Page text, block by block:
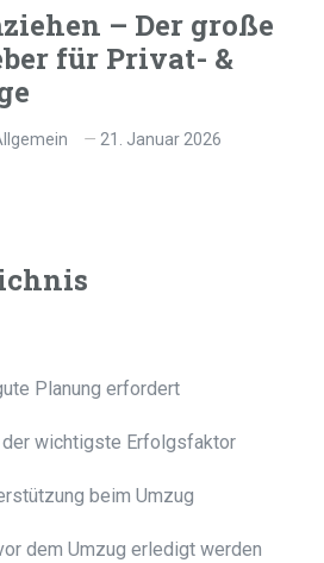
– Der große
für Privat- &
21. Januar 2026
Planung erfordert
der wichtigste Erfolgsfaktor
beim Umzug
dem Umzug erledigt werden